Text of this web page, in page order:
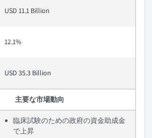
USD 11.1 Billion
12.1%
USD 35.3 Billion
主要な市場動向
臨床試験のための政府の資金助成金
で上昇